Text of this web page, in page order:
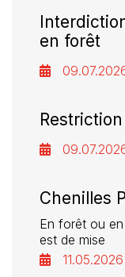
en forêt
Chenilles
En forêt ou
est de mise
11.05.2026